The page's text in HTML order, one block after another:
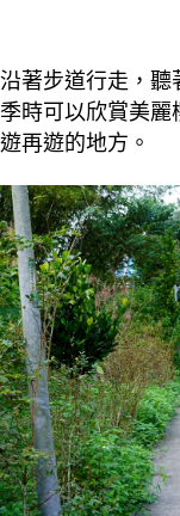
沿著步道行走，聽
季時可以欣賞美
遊再遊的地方。